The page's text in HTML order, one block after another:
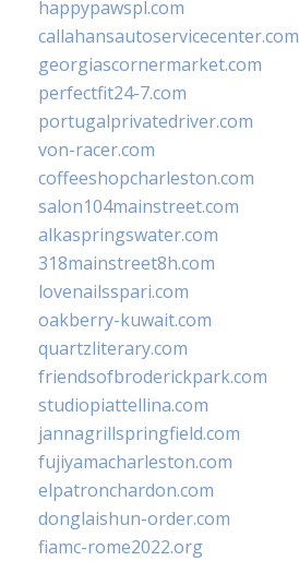
happypawspl.com
callahansautoservicecenter.com
georgiascornermarket.com
perfectfit24-7.com
portugalprivatedriver.com
von-racer.com
coffeeshopcharleston.com
salon104mainstreet.com
alkaspringswater.com
318mainstreet8h.com
lovenailsspari.com
oakberry-kuwait.com
quartzliterary.com
friendsofbroderickpark.com
studiopiattellina.com
jannagrillspringfield.com
fujiyamacharleston.com
elpatronchardon.com
donglaishun-order.com
fiamc-rome2022.org